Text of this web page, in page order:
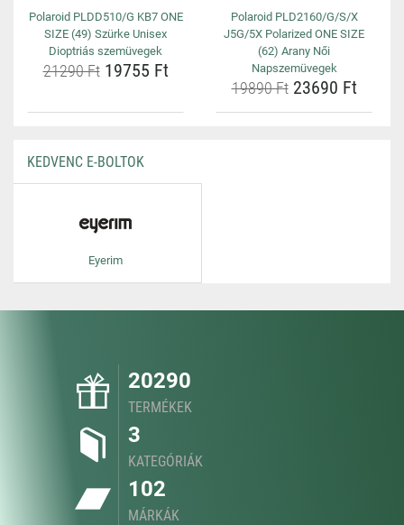
Polaroid PLDD510/G KB7 ONE
SIZE (49) Szürke Unisex
Dioptriás szemüvegek
21290 Ft19755 Ft
Polaroid PLD2160/G/S/X
J5G/5X Polarized ONE SIZE
(62) Arany Női
Napszemüvegek
19890 Ft23690 Ft
KEDVENC E-BOLTOK
Eyerim
20290
TERMÉKEK
3
KATEGÓRIÁK
102
MÁRKÁK